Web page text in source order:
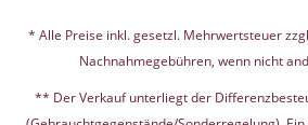
* Alle Preise inkl. gesetzl. Mehrwertsteuer
Nachnahmegebühren, wenn nicht
** Der Verkauf unterliegt der